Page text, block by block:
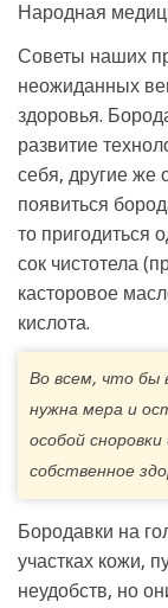
Народная
Советы наших
неожиданных
здоровья.
развитие
себя, другие же
появиться
то пригодиться
сок чистотела
касторовое
кислота.
Во всем, что бы
нужна мера и
особой
собственное
Бородавки на
участках кожи,
неудобств, но